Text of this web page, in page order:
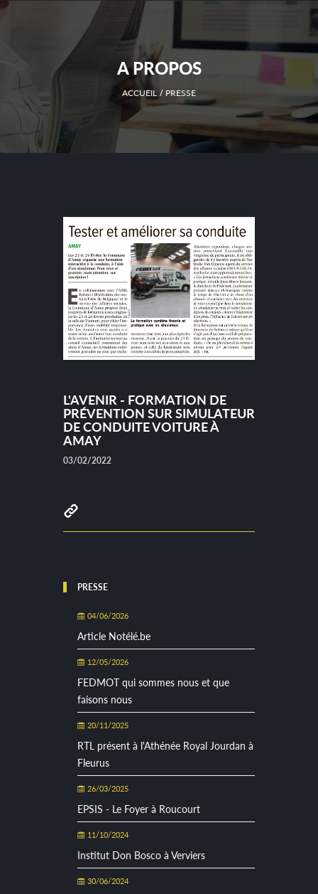
A PROPOS
ACCUEIL PRESSE
L'AVENIR - FORMATION DE
PRÉVENTION SUR SIMULATEUR
DE CONDUITE VOITURE À
AMAY
03/02/2022
PRESSE
04/06/2026
Article Notélé.be
12/05/2026
FEDMOT qui sommes nous et que
faisons nous
20/11/2025
RTL présent à l'Athénée Royal Jourdan à
Fleurus
26/03/2025
EPSIS - Le Foyer à Roucourt
11/10/2024
Institut Don Bosco à Verviers
30/06/2024